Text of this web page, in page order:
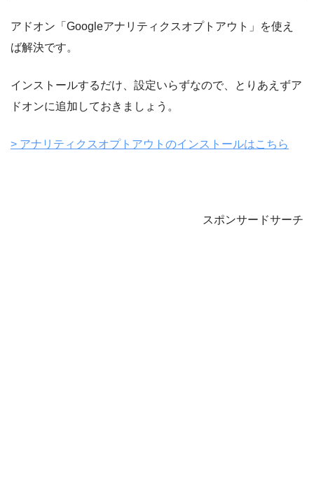
アドオン「Googleアナリティクスオプトアウト」を使え
ば解決です。
インストールするだけ、設定いらずなので、とりあえずア
ドオンに追加しておきましょう。
> アナリティクスオプトアウトのインストールはこちら
スポンサードサーチ